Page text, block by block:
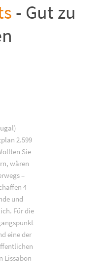
- Gut zu
2.599
Sie
wären
–
4
und
Für die
eine der
Lissabon